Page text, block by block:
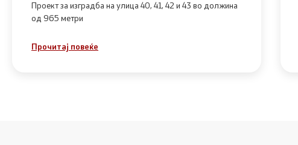
Проект за изградба на улица 40, 41, 42 и 43 во должина
од 965 метри
Прочитај повеќе